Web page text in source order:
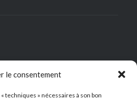
le consentement
techniques » nécessaires à son bon